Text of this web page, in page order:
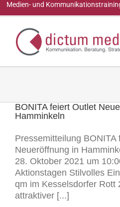
Medien- und
BONITA feiert Outlet
Hamminkeln
Pressemitteilung BONITA
Neueröffnung in
28. Oktober 2021 um
Aktionstagen Stilvolles
qm im Kesselsdorfer Rott
attraktiver [...]